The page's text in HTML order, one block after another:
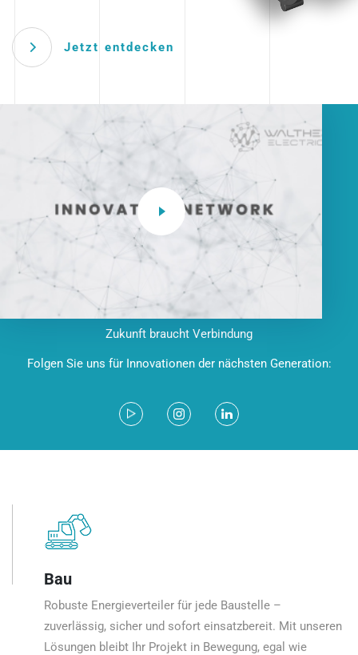
Jetzt entdecken
Zukunft braucht Verbindung
Folgen Sie uns für Innovationen der nächsten Generation:
Bau
Robuste Energieverteiler für jede Baustelle –
zuverlässig, sicher und sofort einsatzbereit. Mit unseren
Lösungen bleibt Ihr Projekt in Bewegung, egal wie